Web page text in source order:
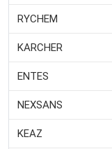
RYCHEM
KARCHER
ENTES
NEXSANS
KEAZ